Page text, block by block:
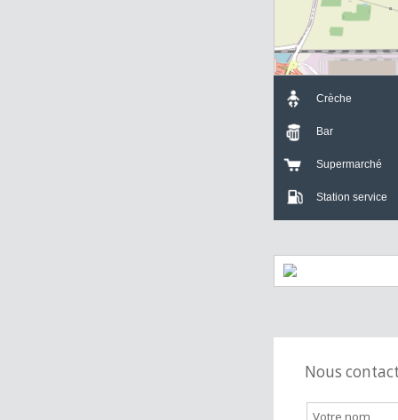
Bar
Station